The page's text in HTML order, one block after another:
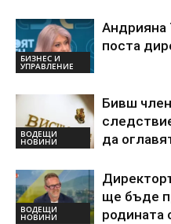
БИЗНЕС И
УПРАВЛЕНИЕ
Андрияна
поста
ВОДЕЩИ
НОВИНИ
Бивш
да
ВОДЕЩИ
НОВИНИ
ще бъде
родината